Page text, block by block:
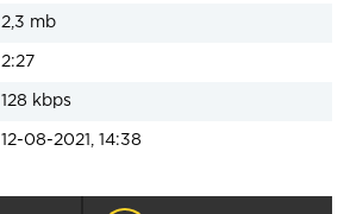
2,3 mb
2:27
128 kbps
12-08-2021, 14:38